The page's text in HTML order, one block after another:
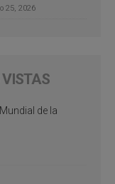
25, 2026
de la